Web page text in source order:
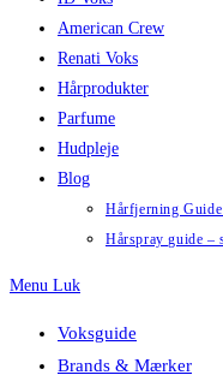
American Crew
Renati Voks
Hårprodukter
Parfume
Hudpleje
Blog
Hårfjerning
Hårspray guide –
Menu Luk
Voksguide
Brands & Mærker